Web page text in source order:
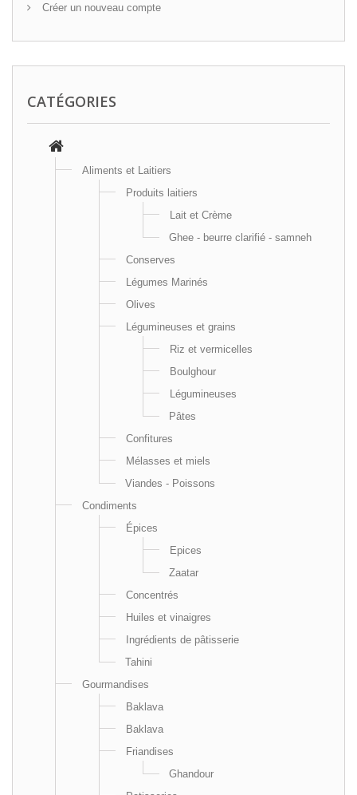
Créer un nouveau compte
CATÉGORIES
Aliments et Laitiers
Produits laitiers
Lait et Crème
Ghee - beurre clarifié - samneh
Conserves
Légumes Marinés
Olives
Légumineuses et grains
Riz et vermicelles
Boulghour
Légumineuses
Pâtes
Confitures
Mélasses et miels
Viandes - Poissons
Condiments
Épices
Epices
Zaatar
Concentrés
Huiles et vinaigres
Ingrédients de pâtisserie
Tahini
Gourmandises
Baklava
Baklava
Friandises
Ghandour